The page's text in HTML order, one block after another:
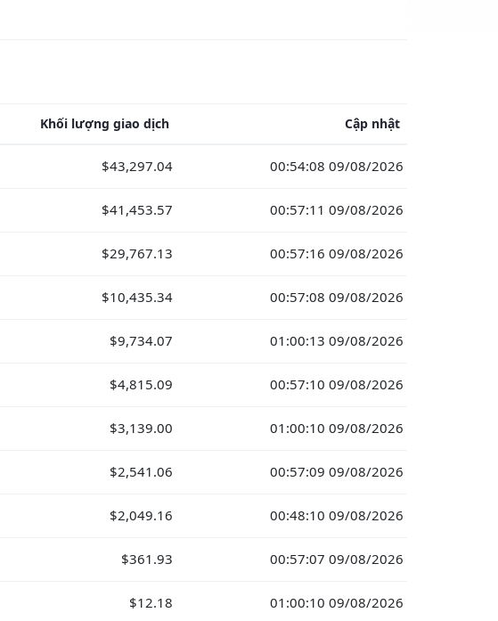
Khối lượng giao dịch Cập nhật
$43,297.04 00:54:08 09/08/2026
$41,453.57 00:57:11 09/08/2026
$29,767.13 00:57:16 09/08/2026
$10,435.34 00:57:08 09/08/2026
$9,734.07 01:00:13 09/08/2026
$4,815.09 00:57:10 09/08/2026
$3,139.00 01:00:10 09/08/2026
$2,541.06 00:57:09 09/08/2026
$2,049.16 00:48:10 09/08/2026
$361.93 00:57:07 09/08/2026
$12.18 01:00:10 09/08/2026